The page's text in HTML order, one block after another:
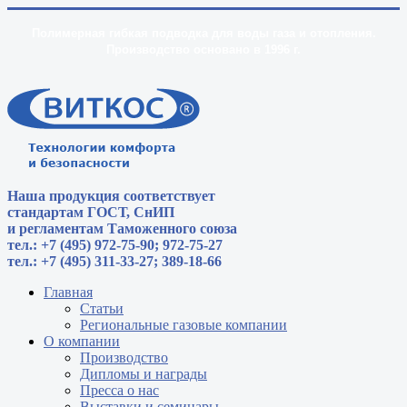
Наша продукция соответствует
стандартам ГОСТ, СнИП
и регламентам Таможенного союза
тел.: +7 (495) 972-75-90; 972-75-27
тел.: +7 (495) 311-33-27; 389-18-66
Главная
Статьи
Региональные газовые компании
О компании
Производство
Дипломы и награды
Пресса о нас